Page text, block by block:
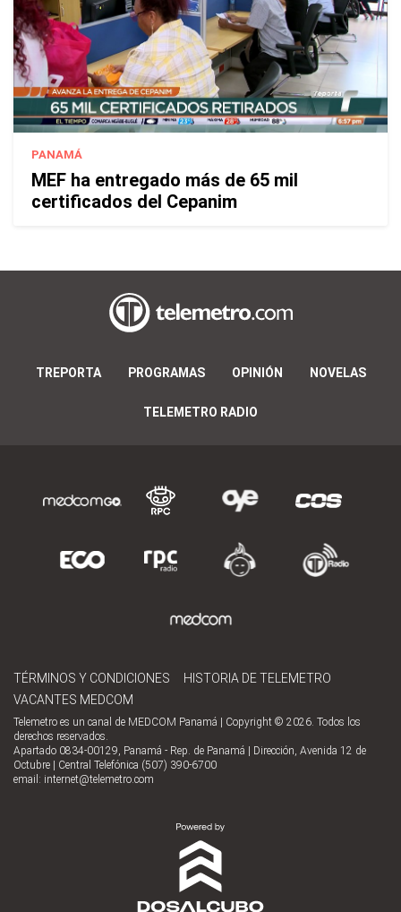
PANAMÁ
MEF ha entregado más de 65 mil
certificados del Cepanim
TREPORTA PROGRAMAS OPINIÓN NOVELAS
TELEMETRO RADIO
TÉRMINOS Y CONDICIONES
HISTORIA DE TELEMETRO
VACANTES MEDCOM
Telemetro es un canal de MEDCOM Panamá | Copyright © 2026. Todos los
derechos reservados.
Apartado 0834-00129, Panamá - Rep. de Panamá | Dirección, Avenida 12 de
Octubre | Central Telefónica (507) 390-6700
email: internet@telemetro.com